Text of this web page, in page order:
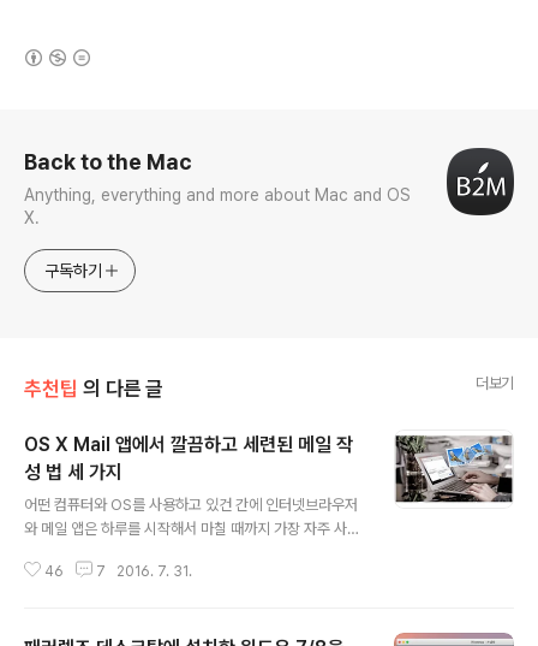
Back to the Mac
Anything, everything and more about Mac and OS
X.
구독하기
추천팁 의 다른 글 더보기
OS X Mail 앱에서 깔끔하고 세련된 메일 작
성 법 세 가지
어떤 컴퓨터와 OS를 사용하고 있건 간에 인터넷브라우저
와 메일 앱은 하루를 시작해서 마칠 때까지 가장 자주 사용
무나 학업 또는 기타 의사소통의 수단으로서 매우 중요한
46 7 2016. 7. 31.